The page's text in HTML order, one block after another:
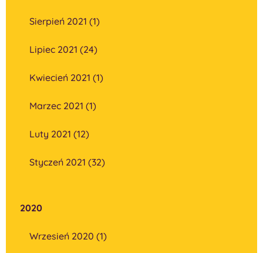
Sierpień 2021 (1)
Lipiec 2021 (24)
Kwiecień 2021 (1)
Marzec 2021 (1)
Luty 2021 (12)
Styczeń 2021 (32)
2020
Wrzesień 2020 (1)